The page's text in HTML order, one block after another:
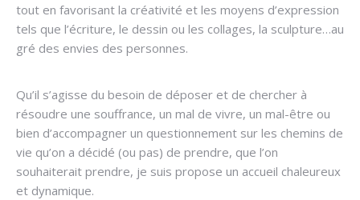
tout en favorisant la créativité et les moyens d’expression
tels que l’écriture, le dessin ou les collages, la sculpture…au
gré des envies des personnes.
Qu’il s’agisse du besoin de déposer et de chercher à
résoudre une souffrance, un mal de vivre, un mal-être ou
bien d’accompagner un questionnement sur les chemins de
vie qu’on a décidé (ou pas) de prendre, que l’on
souhaiterait prendre, je suis propose un accueil chaleureux
et dynamique.